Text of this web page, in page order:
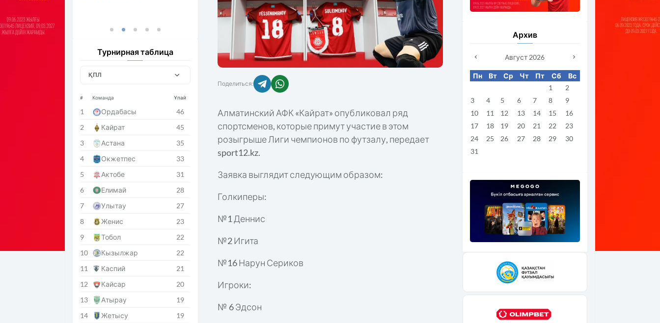
Турнирная таблица
ҚПЛ
# Команда Ұпай
1 Ордабасы
46
2
Кайрат
45
3
Астана
35
4
Окжетпес
33
5
Актобе
31
6
Елимай
28
7
Улытау
27
8
Женис
23
9
Тобол
22
10
Кызылжар
22
11
Каспий
21
12
Кайсар
20
13
Атырау
19
14
Жетысу
19
Поделиться:
Алматинский АФК «Кайрат» опубликовал ряд
спортсменов, которые примут участие в этом
розыгрыше Лиги чемпионов по футзалу, передает
sport12.kz.
Заявка выглядит следующим образом:
Голкиперы:
№1 Деннис
№2 Игита
№16 Нарун Сериков
Игроки:
№ 6 Эдсон
Архив
Август 2026
Пн Вт Ср Чт Пт Сб
Вс
1
2
3
4 5 6 7 8
9
10
11 12 13 14 15
16
17
18 19 20 21 22
23
24
25 26 27 28 29
30
31